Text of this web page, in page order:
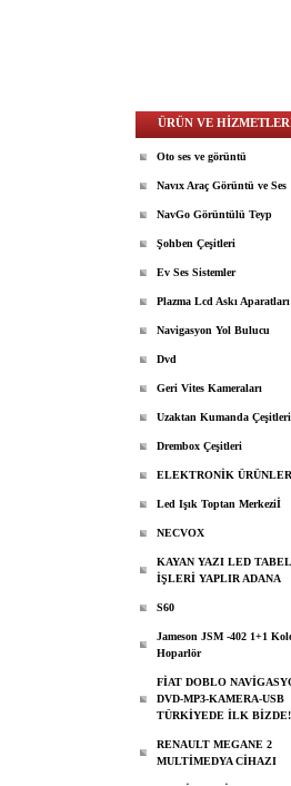
ÜRÜN VE
Oto ses ve görüntü
Navıx Araç Görüntü ve Ses
NavGo Görüntülü Teyp
Şohben Çeşitleri
Ev Ses Sistemler
Plazma Lcd Askı Aparatları
Navigasyon Yol Bulucu
Dvd
Geri Vites Kameraları
Uzaktan Kumanda
Drembox Çeşitleri
ELEKTRONİK ÜRÜNLER
Led Işık Toptan Merkeziİ
NECVOX
KAYAN YAZI LED
İŞLERİ YAPLIR ADANA
S60
Jameson JSM -402 1+1
Hoparlör
FİAT DOBLO
DVD-MP3-KAMERA-USB
TÜRKİYEDE İLK BİZDE!
RENAULT MEGANE 2
MULTİMEDYA CİHAZI